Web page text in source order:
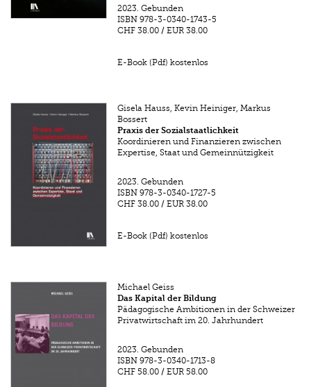
2023. Gebunden
ISBN 978-3-0340-1743-5
CHF 38.00 /EUR 38.00
E-Book (Pdf) kostenlos
Gisela Hauss, Kevin Heiniger, Markus
Bossert
Praxis der Sozialstaatlichkeit
Koordinieren und Finanzieren zwischen
Expertise, Staat und Gemeinnützigkeit
2023. Gebunden
ISBN 978-3-0340-1727-5
CHF 38.00 /EUR 38.00
E-Book (Pdf) kostenlos
Michael Geiss
Das Kapital der Bildung
Pädagogische Ambitionen in der Schweizer
Privatwirtschaft im 20. Jahrhundert
2023. Gebunden
ISBN 978-3-0340-1713-8
CHF 58.00 /EUR 58.00